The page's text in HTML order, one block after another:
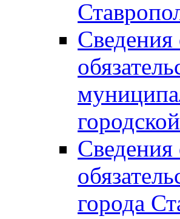
Сведения
Сведения
города